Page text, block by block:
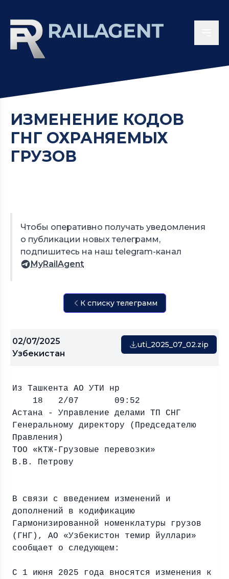
ИЗМЕНЕНИЕ КОДОВ
ГНГ ОХРАНЯЕМЫХ
ГРУЗОВ
Чтобы оперативно получать уведомления
о публикации новых телеграмм,
подпишитесь на наш telegram-канал
MyRailAgent
К списку телеграмм
02/07/2025
Узбекистан
uti_2025_07_02.zip
Из Ташкента АО УТИ нр
18 2/07 09:52
Астана - Управление делами ТП СНГ
Генеральному директору (Председателю
Правления)
ТОО «КТЖ-Грузовые перевозки»
В.В. Петрову
В связи с введением изменений и
дополнений в кодификацию
Гармонизированной номенклатуры грузов
(ГНГ), АО «Узбекистон темир йуллари»
сообщает о следующем:
С 1 июня 2025 года вносятся изменения к